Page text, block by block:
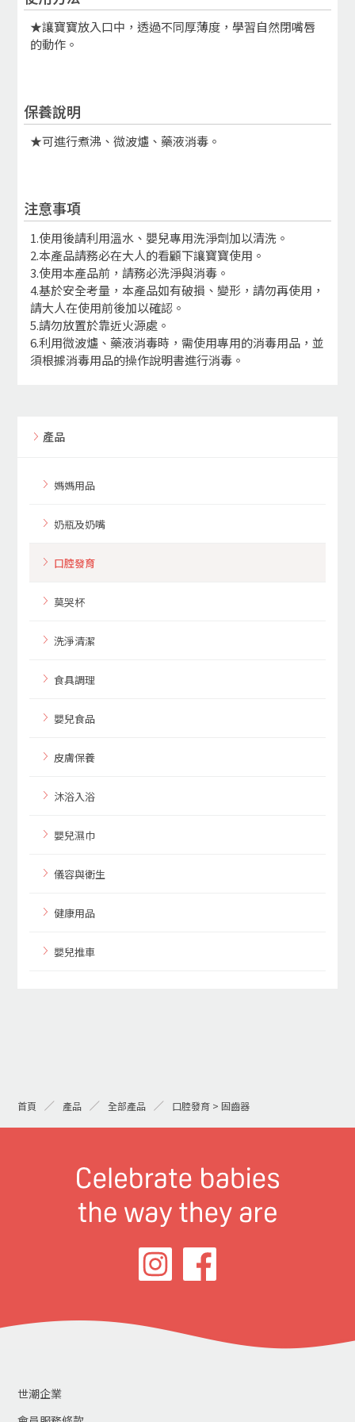
★讓寶寶放入口中，透過不同厚薄度，學習自然閉嘴唇
的動作。
保養說明
★可進行煮沸、微波爐、藥液消毒。
注意事項
1.使用後請利用溫水、嬰兒專用洗淨劑加以清洗。
2.本產品請務必在大人的看顧下讓寶寶使用。
3.使用本產品前，請務必洗淨與消毒。
4.基於安全考量，本產品如有破損、變形，請勿再使用，
請大人在使用前後加以確認。
5.請勿放置於靠近火源處。
6.利用微波爐、藥液消毒時，需使用專用的消毒用品，並
須根據消毒用品的操作說明書進行消毒。
產品
媽媽用品
奶瓶及奶嘴
口腔發育
莫哭杯
洗淨清潔
食具調理
嬰兒食品
皮膚保養
沐浴入浴
嬰兒濕巾
儀容與衛生
健康用品
嬰兒推車
首頁 產品 全部產品 口腔發育 > 固齒器
世潮企業